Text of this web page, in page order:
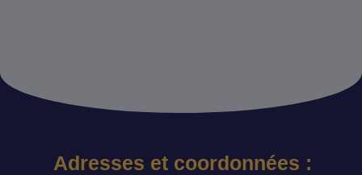
Adresses et coordonnées :